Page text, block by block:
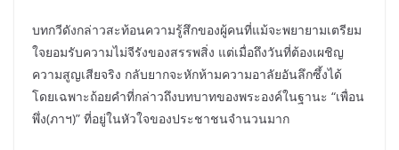
บทกวีดังกล่าวสะท้อนความรู้สึกของผู้คนที่แม้จะพยายามเตรียม
ใจยอมรับความไม่จีรังของสรรพสิ่ง แต่เมื่อถึงวันที่ต้องเผชิญ
ความสูญเสียจริง กลับยากจะหักห้ามความอาลัยอันลึกซึ้งได้
โดยเฉพาะถ้อยคำที่กล่าวถึงบทบาทของพระองค์ในฐานะ “เพื่อน
พึ่ง(ภาฯ)” ที่อยู่ในหัวใจของประชาชนจำนวนมาก